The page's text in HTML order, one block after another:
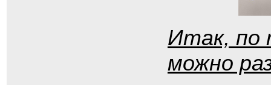
Итак, по
можно